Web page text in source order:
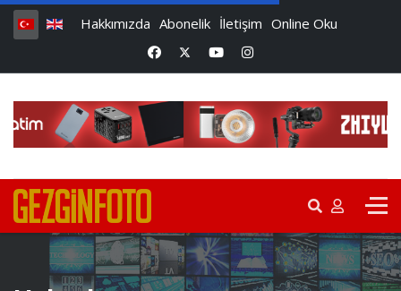
Hakkımızda Abonelik İletişim Online Oku